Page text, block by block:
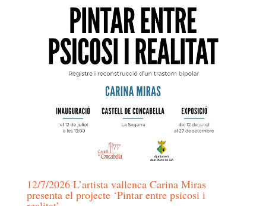
12/7/2026 L’artista vallenca Carina Miras
presenta el projecte ‘Pintar entre psicosi i